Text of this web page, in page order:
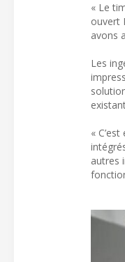
« Le
ouvert
avons
Les
«
autres